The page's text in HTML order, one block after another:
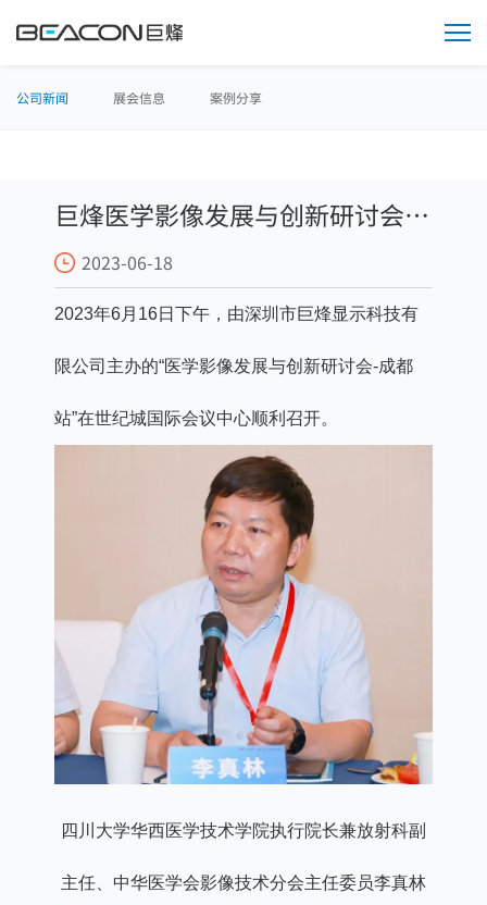
公司新闻 展会信息 案例分享
巨烽医学影像发展与创新研讨会-
成都站顺利召开
2023-06-18
2023年6月16日下午，由深圳市巨烽显示科技有
限公司主办的“医学影像发展与创新研讨会-成都
站”在世纪城国际会议中心顺利召开。
四川大学华西医学技术学院执行院长兼放射科副
主任、中华医学会影像技术分会主任委员李真林